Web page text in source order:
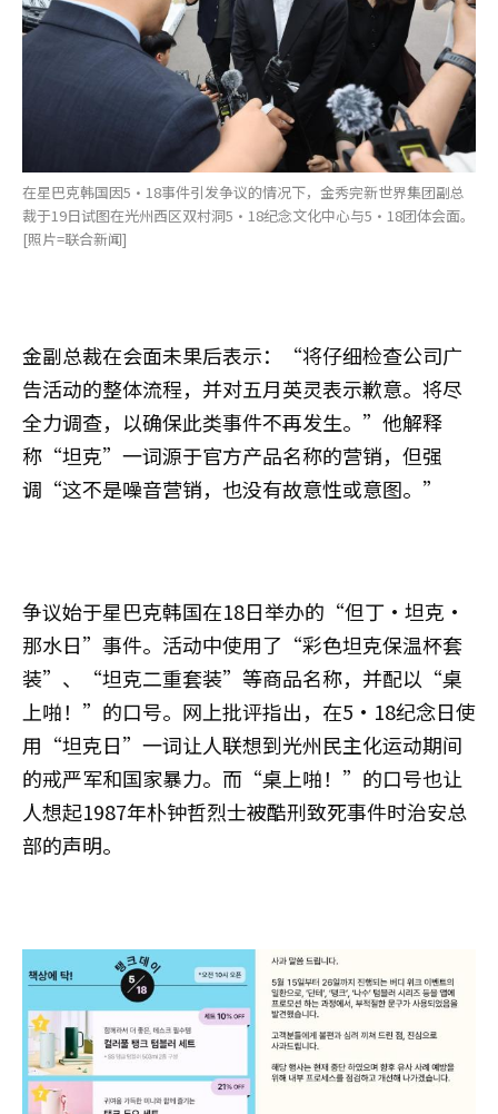
在星巴克韩国因5·18事件引发争议的情况下，金秀完新世界集团副总
裁于19日试图在光州西区双村洞5·18纪念文化中心与5·18团体会面。
[照片=联合新闻]
金副总裁在会面未果后表示：“将仔细检查公司广
告活动的整体流程，并对五月英灵表示歉意。将尽
全力调查，以确保此类事件不再发生。”他解释
称“坦克”一词源于官方产品名称的营销，但强
调“这不是噪音营销，也没有故意性或意图。”
争议始于星巴克韩国在18日举办的“但丁·坦克·
那水日”事件。活动中使用了“彩色坦克保温杯套
装”、“坦克二重套装”等商品名称，并配以“桌
上啪！”的口号。网上批评指出，在5·18纪念日使
用“坦克日”一词让人联想到光州民主化运动期间
的戒严军和国家暴力。而“桌上啪！”的口号也让
人想起1987年朴钟哲烈士被酷刑致死事件时治安总
部的声明。